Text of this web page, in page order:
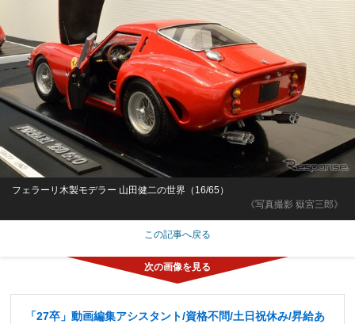
《写真撮影 嶽宮三郎》
フェラーリ木製モデラー 山田健二の世界（16/65）
この記事へ戻る
「27卒」動画編集アシスタント/資格不問/土日祝休み/昇給あ